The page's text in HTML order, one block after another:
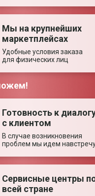
Оставить отзыв
Мы на крупнейших
маркетплейсах
Удобные условия заказа
для физических лиц
Готовность к
с клиентом
В случае возникновения
проблем мы идем
Сервисные центры
всей стране